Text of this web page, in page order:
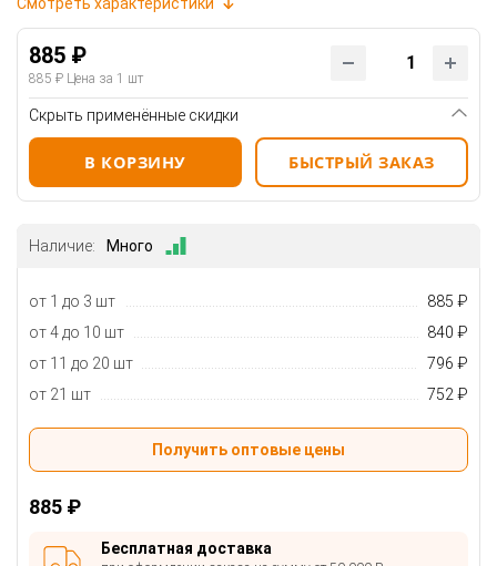
885 ₽
885 ₽ Цена за 1 шт
Скрыть применённые скидки
В КОРЗИНУ БЫСТРЫЙ ЗАКАЗ
Наличие: Много
от 1 до 3 шт
885 ₽
от 4 до 10 шт
840 ₽
от 11 до 20 шт
796 ₽
от 21 шт
752 ₽
Получить оптовые цены
885 ₽
Бесплатная доставка